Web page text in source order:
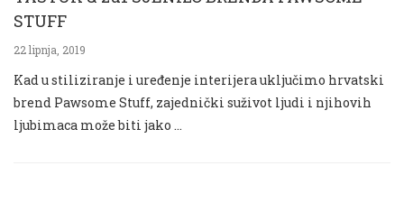
STUFF
22 lipnja, 2019
Kad u stiliziranje i uređenje interijera uključimo hrvatski
brend Pawsome Stuff, zajednički suživot ljudi i njihovih
ljubimaca može biti jako …